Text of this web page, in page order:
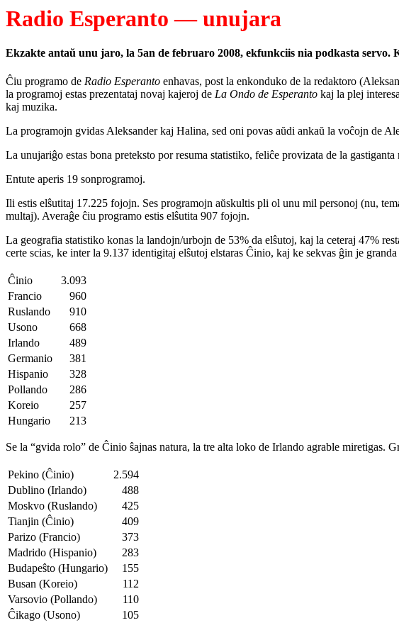
Radio Esperanto — unujara
Ekzakte antaŭ unu jaro, la 5an de februaro 2008, ekfunkciis nia podkasta servo.
Ĉiu programo de Radio Esperanto enhavas, post la enkonduko de la redaktoro
la programoj estas prezentataj novaj kajeroj de La Ondo de Esperanto kaj la plej
kaj muzika.
La programojn gvidas Aleksander kaj Halina, sed oni povas aŭdi ankaŭ la voĉojn de
La unujariĝo estas bona preteksto por resuma statistiko, feliĉe provizata de la gastiganta
Entute aperis 19 sonprogramoj.
Ili estis elŝutitaj 17.225 fojojn. Ses programojn aŭskultis pli ol unu mil personoj (nu,
multaj). Averaĝe ĉiu programo estis elŝutita 907 fojojn.
La geografia statistiko konas la landojn/urbojn de 53% da elŝutoj, kaj la ceteraj 47%
certe scias, ke inter la 9.137 identigitaj elŝutoj elstaras Ĉinio, kaj ke sekvas ĝin je
Ĉinio
3.093
Francio
960
Ruslando
910
Usono
668
Irlando
489
Germanio
381
Hispanio
328
Pollando
286
Koreio
257
Hungario
213
Se la “gvida rolo” de Ĉinio ŝajnas natura, la tre alta loko de Irlando agrable
Pekino (Ĉinio)
2.594
Dublino (Irlando)
488
Moskvo (Ruslando)
425
Tianjin (Ĉinio)
409
Parizo (Francio)
373
Madrido (Hispanio)
283
Budapeŝto (Hungario)
155
Busan (Koreio)
112
Varsovio (Pollando)
110
Ĉikago (Usono)
105